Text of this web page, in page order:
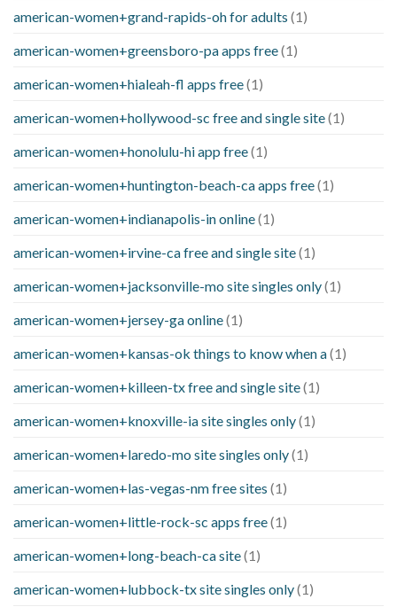
american-women+grand-rapids-oh for adults (1)
american-women+greensboro-pa apps free(1)
american-women+hialeah-fl apps free(1)
american-women+hollywood-sc free and single site(1)
american-women+honolulu-hi app free(1)
american-women+huntington-beach-ca apps free(1)
american-women+indianapolis-in online(1)
american-women+irvine-ca free and single site(1)
american-women+jacksonville-mo site singles only(1)
american-women+jersey-ga online(1)
american-women+kansas-ok things to know when a(1)
american-women+killeen-tx free and single site(1)
american-women+knoxville-ia site singles only(1)
american-women+laredo-mo site singles only(1)
american-women+las-vegas-nm free sites (1)
american-women+little-rock-sc apps free(1)
american-women+long-beach-ca site(1)
american-women+lubbock-tx site singles only(1)